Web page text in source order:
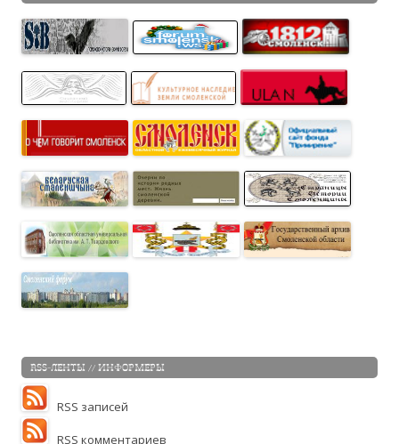
RSS-ЛЕНТЫ // ИНФОРМЕРЫ
RSS записей
RSS комментариев